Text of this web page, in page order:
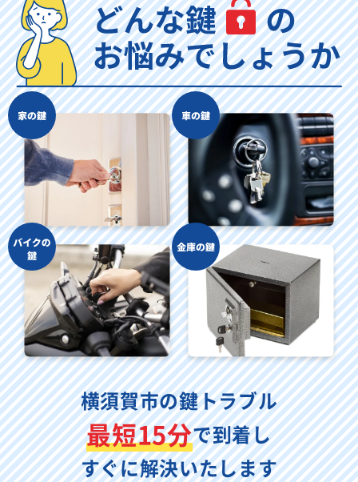
横須賀市の鍵トラブル
最短15分で到着し
すぐに解決いたします